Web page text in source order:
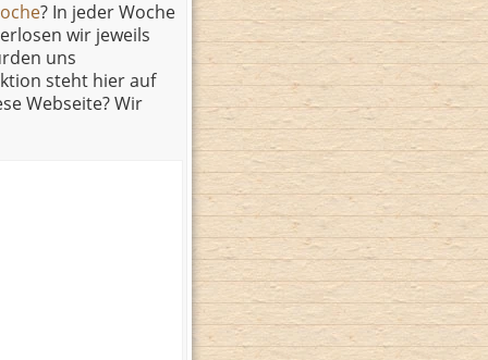
? In jeder Woche
wir jeweils
uns
steht hier auf
Webseite? Wir